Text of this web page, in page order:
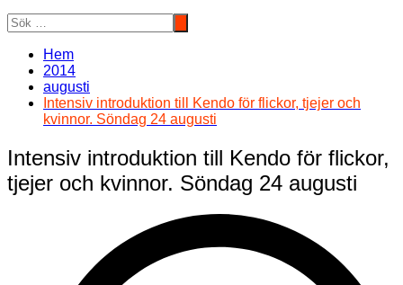
Hem
2014
augusti
Intensiv introduktion till Kendo för flickor, tjejer och
kvinnor. Söndag 24 augusti
Intensiv introduktion till Kendo för flickor,
tjejer och kvinnor. Söndag 24 augusti